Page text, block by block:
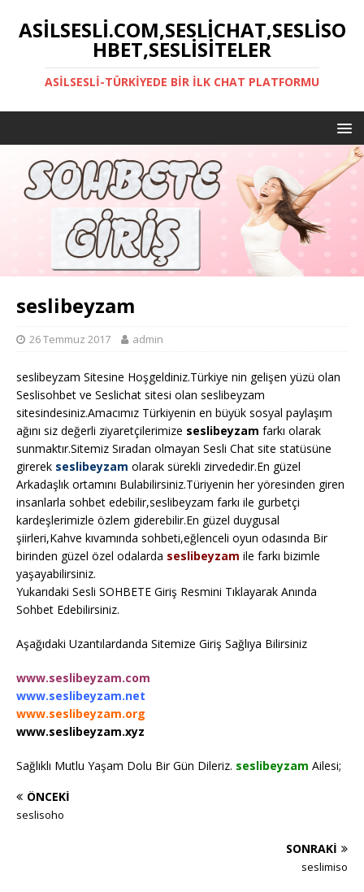
ASILSESLI.COM,SESLICHAT,SESLISO
HBET,SESLISITELER
ASILSESLI-TÜRKIYEDE BIR İLK CHAT PLATFORMU
seslibeyzam
26 Temmuz 2017 admin
seslibeyzam Sitesine Hoşgeldiniz.Türkiye nin gelişen yüzü olan
Seslisohbet ve Seslichat sitesi olan seslibeyzam
sitesindesiniz.Amacımız Türkiyenin en büyük sosyal paylaşım
ağını siz değerli ziyaretçilerimize seslibeyzam farkı olarak
sunmaktır.Sitemiz Sıradan olmayan Sesli Chat site statüsüne
girerek seslibeyzam olarak sürekli zirvededir.En güzel
Arkadaşlık ortamını Bulabilirsiniz.Türiyenin her yöresinden giren
insanlarla sohbet edebilir,seslibeyzam farkı ile gurbetçi
kardeşlerimizle özlem giderebilir.En güzel duygusal
şiirleri,Kahve kıvamında sohbeti,eğlenceli oyun odasında Bir
birinden güzel özel odalarda seslibeyzam ile farkı bizimle
yaşayabilirsiniz.
Yukarıdaki Sesli SOHBETE Giriş Resmini Tıklayarak Anında
Sohbet Edebilirsiniz.
Aşağıdaki Uzantılardanda Sitemize Giriş Sağlıya Bilirsiniz
www.seslibeyzam.com
www.seslibeyzam.net
www.seslibeyzam.org
www.seslibeyzam.xyz
Sağlıklı Mutlu Yaşam Dolu Bir Gün Dileriz. seslibeyzam Ailesi;
ÖNCEKI
seslisoho
SONRAKI
seslimiso